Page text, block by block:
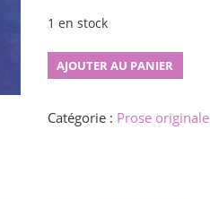
1 en stock
quantité
Pajleroj
AJOUTER AU PANIER
Catégorie : Prose originale